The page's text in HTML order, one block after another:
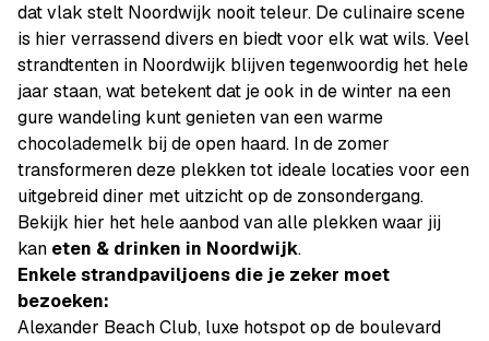
dat vlak stelt Noordwijk nooit teleur. De culinaire scene
is hier verrassend divers en biedt voor elk wat wils. Veel
strandtenten in Noordwijk blijven tegenwoordig het hele
jaar staan, wat betekent dat je ook in de winter na een
gure wandeling kunt genieten van een warme
chocolademelk bij de open haard. In de zomer
transformeren deze plekken tot ideale locaties voor een
uitgebreid diner met uitzicht op de zonsondergang.
Bekijk hier het hele aanbod van alle plekken waar jij
kan eten & drinken in Noordwijk.
Enkele strandpaviljoens die je zeker moet
bezoeken:
Alexander Beach Club, luxe hotspot op de boulevard